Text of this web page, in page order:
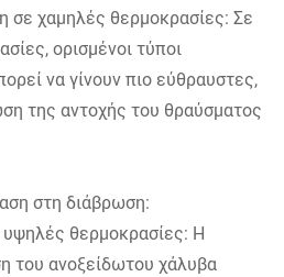
σε χαμηλές θερμοκρασίες: Σε
ορισμένοι τύποι
να γίνουν πιο εύθραυστες,
της αντοχής του θραύσματος
στη διάβρωση:
θερμοκρασίες: Η
του ανοξείδωτου χάλυβα